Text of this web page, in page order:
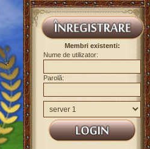
Membri existenti:
Nume de utilizator:
Parolă: